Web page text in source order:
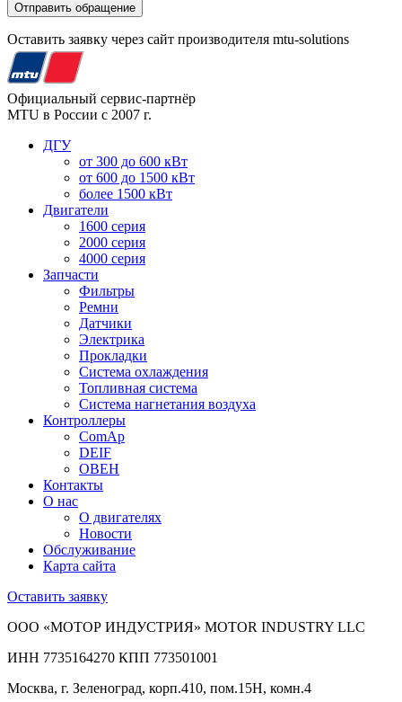
Оставить заявку через сайт производителя mtu-solutions
Официальный сервис-партнёр
MTU в России с 2007 г.
ДГУ
от 300 до 600 кВт
от 600 до 1500 кВт
более 1500 кВт
Двигатели
1600 серия
2000 серия
4000 серия
Запчасти
Фильтры
Ремни
Датчики
Электрика
Прокладки
Система охлаждения
Топливная система
Система нагнетания воздуха
Контроллеры
ComAp
DEIF
ОВЕН
Контакты
О нас
О двигателях
Новости
Обслуживание
Карта сайта
Оставить заявку
ООО «МОТОР ИНДУСТРИЯ» MOTOR INDUSTRY LLC
ИНН 7735164270 КПП 773501001
Москва, г. Зеленоград, корп.410, пом.15Н, комн.4